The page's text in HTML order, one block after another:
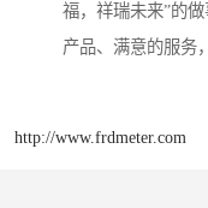
福，祥瑞未来”的
产品、满意的服务
http://www.frdmeter.com